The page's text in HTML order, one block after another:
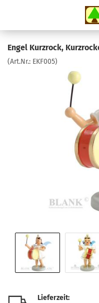
Engel Kurzrock,
(Art.Nr.: EKF005)
Lieferzeit: